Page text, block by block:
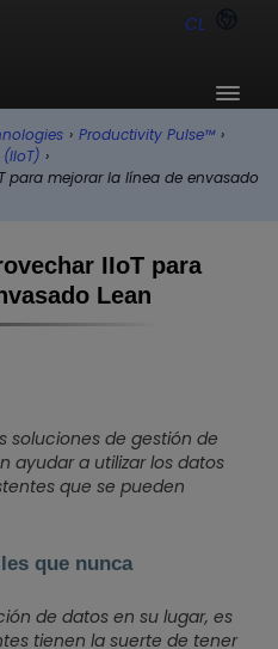
CL
› Productivity Pulse™ ›
›
para mejorar la línea de envasado
IIoT para
Lean
soluciones de gestión de
ayudar a utilizar los datos
que se pueden
que nunca
de datos en su lugar, es
tienen la suerte de tener